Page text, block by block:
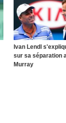
Ivan Lendl
sur sa séparation
Murray